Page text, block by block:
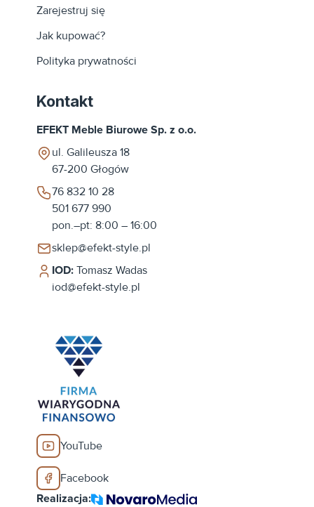
Zarejestruj się
Jak kupować?
Polityka prywatności
Kontakt
EFEKT Meble Biurowe Sp. z o.o.
ul. Galileusza 18
67-200 Głogów
76 832 10 28
501 677 990
pon.–pt: 8:00 – 16:00
sklep@efekt-style.pl
IOD: Tomasz Wadas
iod@efekt-style.pl
YouTube
Facebook
Realizacja: